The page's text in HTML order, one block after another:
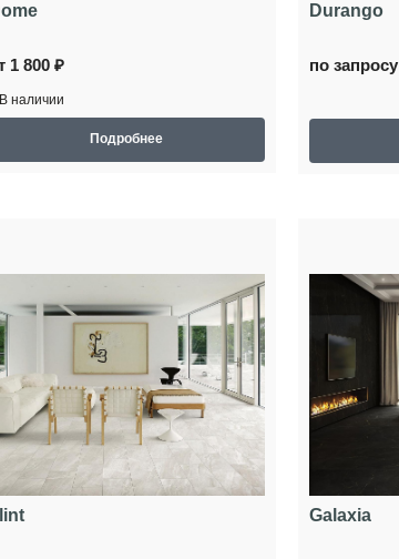
1 800 ₽
В наличии
Подробнее
Durango
по запросу
Galaxia